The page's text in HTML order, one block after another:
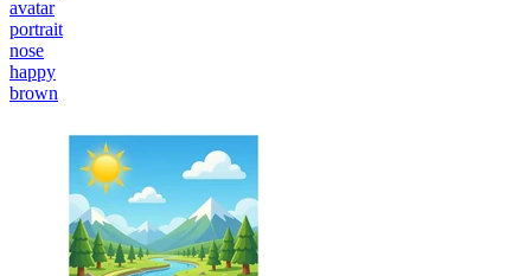
avatar
portrait
nose
happy
brown